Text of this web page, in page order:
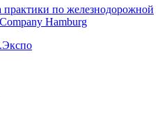
практики по железнодорожной
Hamburg